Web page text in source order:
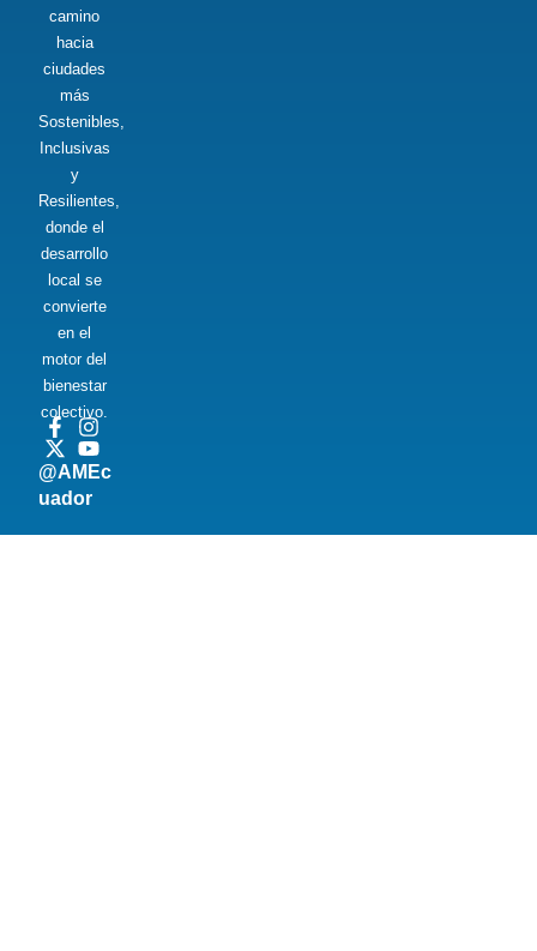
camino
hacia
ciudades
más
Sostenibles,
Inclusivas
y
Resilientes,
donde el
desarrollo
local se
convierte
en el
motor del
bienestar
colectivo.
@AMEc
uador